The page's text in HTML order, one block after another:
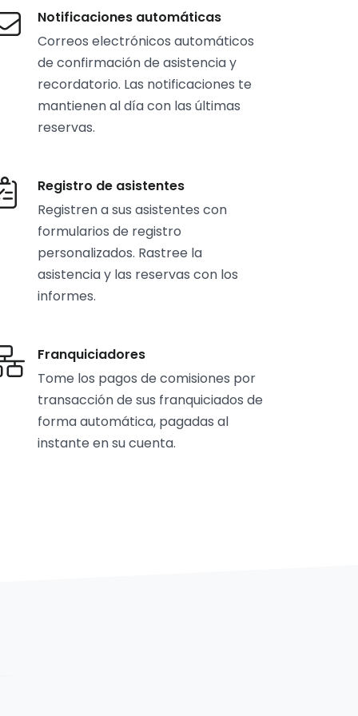
Notificaciones automáticas
Correos electrónicos automáticos
de confirmación de asistencia y
recordatorio. Las notificaciones te
mantienen al día con las últimas
reservas.
Registro de asistentes
Registren a sus asistentes con
formularios de registro
personalizados. Rastree la
asistencia y las reservas con los
informes.
Franquiciadores
Tome los pagos de comisiones por
transacción de sus franquiciados de
forma automática, pagadas al
instante en su cuenta.